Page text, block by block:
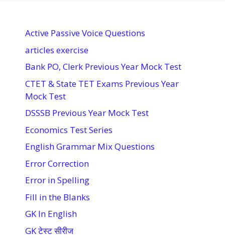
Active Passive Voice Questions
articles exercise
Bank PO, Clerk Previous Year Mock Test
CTET & State TET Exams Previous Year
Mock Test
DSSSB Previous Year Mock Test
Economics Test Series
English Grammar Mix Questions
Error Correction
Error in Spelling
Fill in the Blanks
GK In English
GK टेस्ट सीरीज